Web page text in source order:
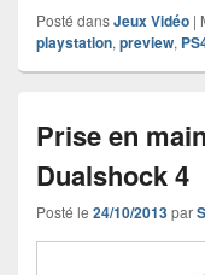
Posté dansJeux Vidéo |
playstation, preview,
Prise en
Dualshock 4
Posté le 24/10/2013par